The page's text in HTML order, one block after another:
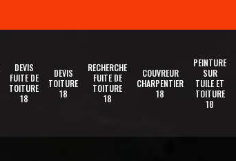
DEVIS
FUITE DE
TOITURE
18
DEVIS
TOITURE
18
RECHERCHE
FUITE DE
TOITURE
18
COUVREUR
CHARPENTIER
18
PEINTURE
SUR
TUILE ET
TOITURE
18